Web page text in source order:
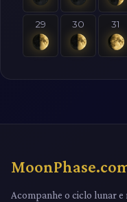
29 30 31
Acompanhe o ciclo lunar